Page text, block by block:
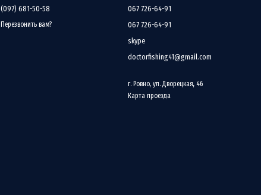
(097) 681-50-58
Перезвонить вам?
067 726-64-91
067 726-64-91
skype
doctorfishing41@gmail.com
г. Ровно, ул. Дворецкая, 46
Карта проезда